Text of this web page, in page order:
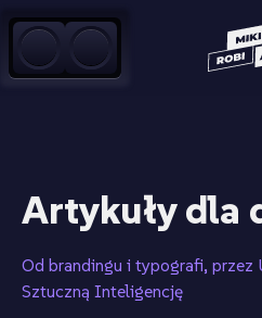
Przejdź do treści
Artykuły dla
Od brandingu i typografi, przez
Sztuczną Inteligencję